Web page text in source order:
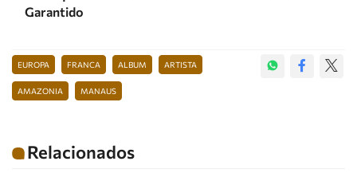
Garantido
EUROPA FRANCA ALBUM ARTISTA
AMAZONIA MANAUS
Relacionados